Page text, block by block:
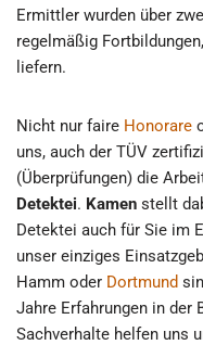
Ermittler wurden über
regelmäßig
liefern.
Nicht nur faire Honorare
uns, auch der TÜV
(Überprüfungen) die
Detektei. Kamen stellt
Detektei auch für Sie im
unser einziges
Hamm oder Dortmund
Jahre Erfahrungen in der
Sachverhalte helfen uns